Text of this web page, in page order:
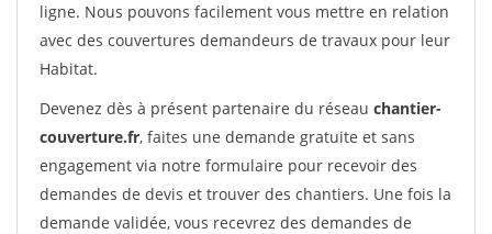
ligne. Nous pouvons facilement vous mettre en relation
avec des couvertures demandeurs de travaux pour leur
Habitat.
Devenez dès à présent partenaire du réseau chantier-
couverture.fr, faites une demande gratuite et sans
engagement via notre formulaire pour recevoir des
demandes de devis et trouver des chantiers. Une fois la
demande validée, vous recevrez des demandes de